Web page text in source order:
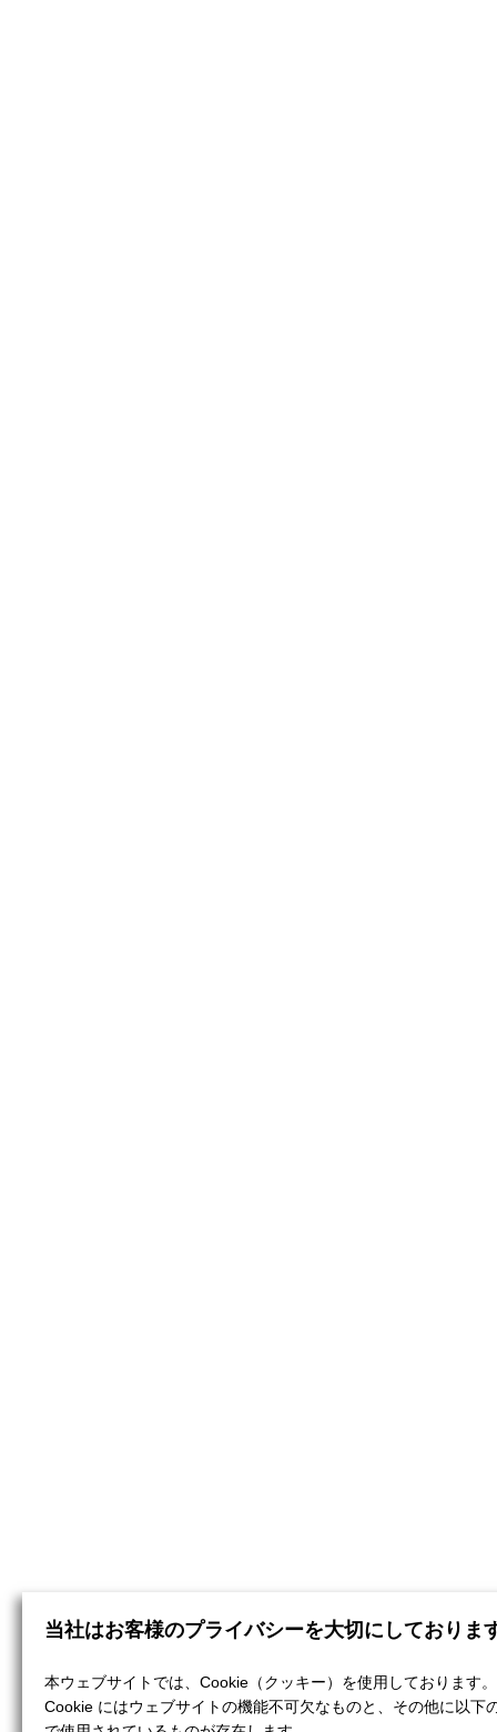
当社はお客様のプライバシーを大切にしておりま
本ウェブサイトでは、Cookie（クッキー）を使用しております。
Cookie にはウェブサイトの機能不可欠なものと、その他に以下